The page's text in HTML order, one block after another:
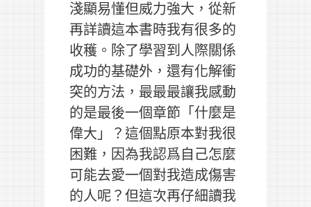
淺顯易懂但威力強大，從新
再詳讀這本書時我有很多的
收穫。除了學習到人際關係
成功的基礎外，還有化解衝
突的方法，最最最讓我感動
的是最後一個章節「什麼是
偉大」？這個點原本對我很
困難，因為我認爲自己怎麼
可能去愛一個對我造成傷害
的人呢？但這次再仔細讀我